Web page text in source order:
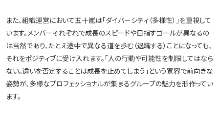
また、組織運営において五十嵐は「ダイバーシティ（多様性）」を重視して
います。メンバーそれぞれで成長のスピードや目指すゴールが異なるの
は当然であり、たとえ途中で異なる道を歩む（退職する）ことになっても、
それをポジティブに受け入れます。「人の行動や可能性を制限してはなら
ない。違いを否定することは成長を止めてしまう」という寛容で前向きな
姿勢が、多様なプロフェッショナルが集まるグループの魅力を形作ってい
ます。